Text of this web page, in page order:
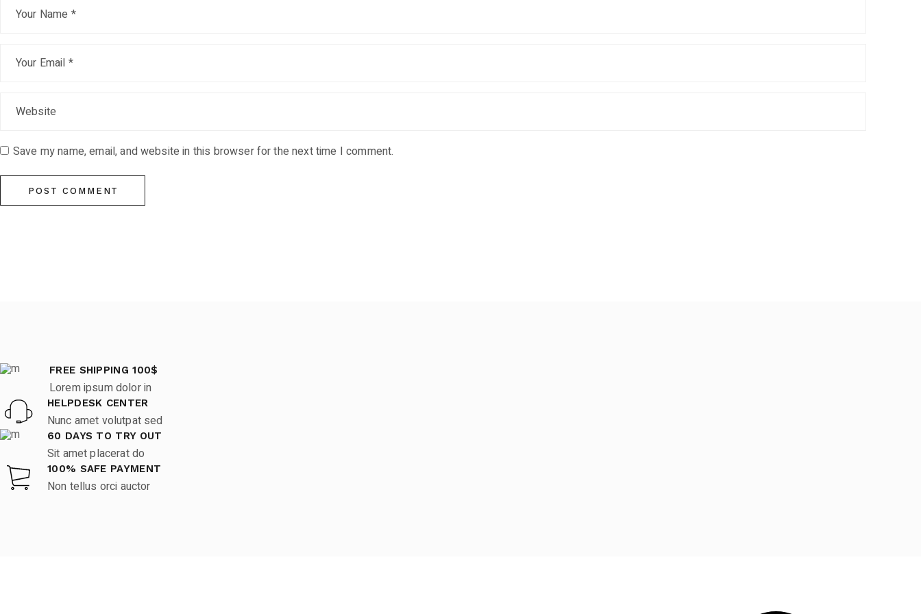
Save my name, email, and website in this browser for the next time I comment.
POST COMMENT
FREE SHIPPING 100$
Lorem ipsum dolor in
HELPDESK CENTER
Nunc amet volutpat sed
60 DAYS TO TRY OUT
Sit amet placerat do
100% SAFE PAYMENT
Non tellus orci auctor